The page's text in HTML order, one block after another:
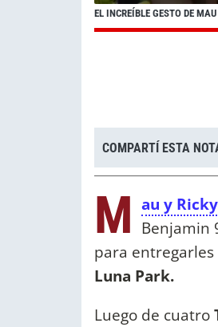
EL INCREÍBLE GESTO DE
COMPARTÍ ESTA
M au y
Benjamin
para
Luna Park.
Luego de cuatro